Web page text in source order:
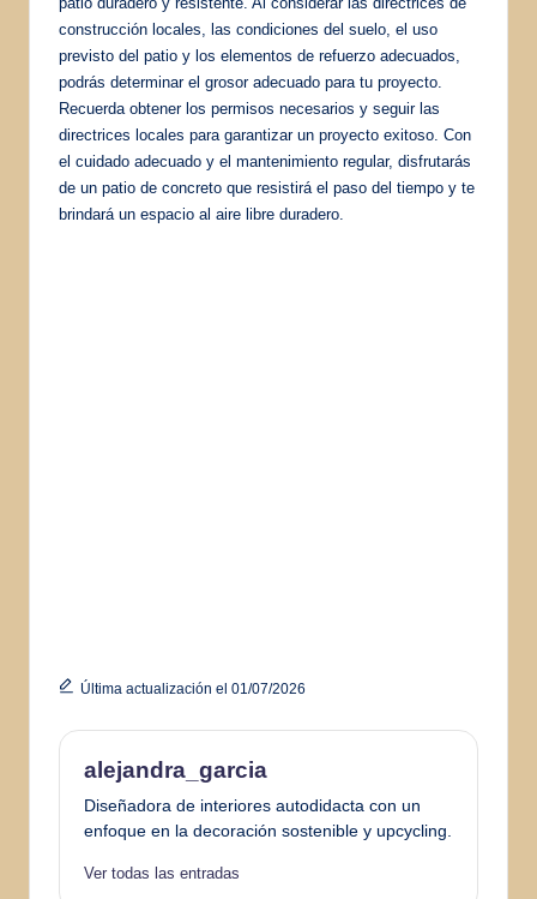
construcción locales, las condiciones del suelo, el uso
previsto del patio y los elementos de refuerzo adecuados,
podrás determinar el grosor adecuado para tu proyecto.
Recuerda obtener los permisos necesarios y seguir las
directrices locales para garantizar un proyecto exitoso. Con
el cuidado adecuado y el mantenimiento regular, disfrutarás
de un patio de concreto que resistirá el paso del tiempo y te
brindará un espacio al aire libre duradero.
Última actualización el 01/07/2026
alejandra_garcia
Diseñadora de interiores autodidacta con un
enfoque en la decoración sostenible y upcycling.
Ver todas las entradas